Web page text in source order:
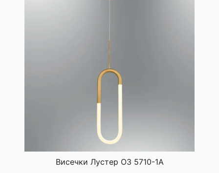
Висечки Лустер ОЗ 5710-1А